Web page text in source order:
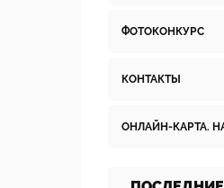
ФОТОКОНКУРС
КОНТАКТЫ
ОНЛАЙН-КАРТА.